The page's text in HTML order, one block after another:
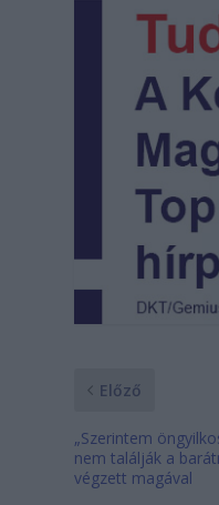
Előző
„Szerintem
nem találják a
végzett magával